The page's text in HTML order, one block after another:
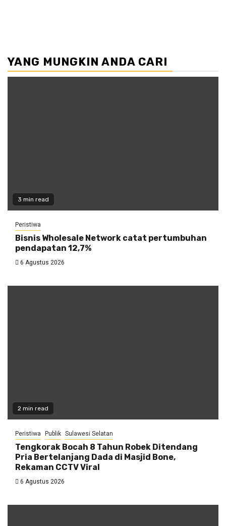
YANG MUNGKIN ANDA CARI
3 min read
Peristiwa
Bisnis Wholesale Network catat pertumbuhan
pendapatan 12,7%
6 Agustus 2026
2 min read
Peristiwa Publik Sulawesi Selatan
Tengkorak Bocah 8 Tahun Robek Ditendang
Pria Bertelanjang Dada di Masjid Bone,
Rekaman CCTV Viral
6 Agustus 2026